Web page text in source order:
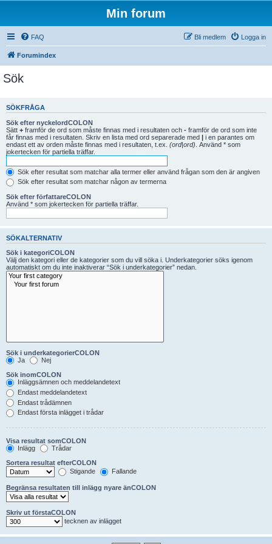
Min forum
FAQ Logga in
Bli medlem
Forumindex
Sök
SÖKFRÅGA
Sök efter nyckelordCOLON
Sätt + framför de ord som måste finnas med i resultaten och - framför de ord som inte
får finnas med i resultaten. Skriv en lista med ord separerade med | i en parantes om
endast ett av orden måste finnas med i resultaten, t.ex. (ord|ord) . Använd * som
jokertecken för partiella träffar.
Sök efter resultat som matchar alla termer eller använd frågan som den är angiven
Sök efter resultat som matchar någon av termerna
Sök efter författareCOLON
Använd * som jokertecken för partiella träffar.
SÖKALTERNATIV
Sök i kategoriCOLON
Välj den kategori eller de kategorier som du vill söka i. Underkategorier söks igenom
automatiskt om du inte inaktiverar “Sök i underkategorier” nedan.
Sök i underkategorierCOLON
Ja
Nej
Sök inomCOLON
Inläggsämnen och meddelandetext
Endast meddelandetext
Endast trådämnen
Endast första inlägget i trådar
Visa resultat somCOLON
Inlägg
Trådar
Sortera resultat efterCOLON
Stigande
Fallande
Begränsa resultaten till inlägg nyare änCOLON
Skriv ut förstaCOLON
tecknen av inlägget